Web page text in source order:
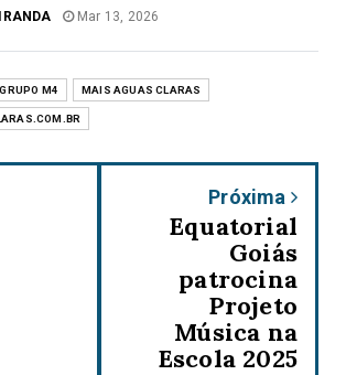
Mar 13, 2026
GRUPO M4 MAIS AGUAS CLARAS
Próxima
Equatorial
Goiás
patrocina
Projeto
Música na
Escola 2025